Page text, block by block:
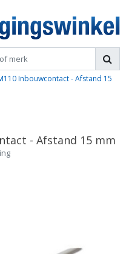
Inbouwcontact - Afstand 15
- Afstand 15 mm